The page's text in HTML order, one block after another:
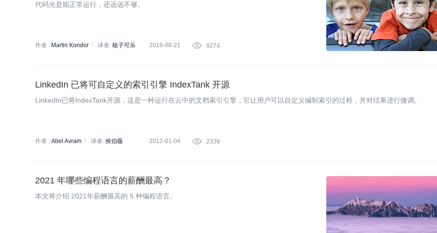
代码光是能正常运行，还远远不够。
作者 : Martin Kondor 译者: 核子可乐
2019-08-21  9274
LinkedIn 已将可自定义的索引引擎 IndexTank 开源
LinkedIn已将IndexTank开源，这是一种运行在云中的文档索引引擎，它让用户可以自定义编制索引的过程，并对结果进行微调。
作者 : Abel Avram 译者: 侯伯薇 2012-01-04  2339
2021 年哪些编程语言的薪酬最高？
本文将介绍 2021年薪酬最高的 5 种编程语言。